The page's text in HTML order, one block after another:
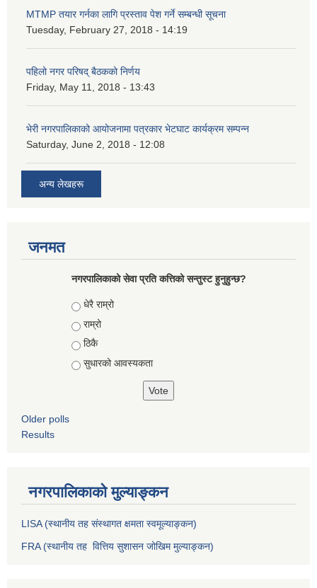
MTMP तयार गर्नका लागि प्रस्ताव पेश गर्ने सम्बन्धी सूचना
Tuesday, February 27, 2018 - 14:19
पहिलो नगर परिषद् बैठकको निर्णय
Friday, May 11, 2018 - 13:43
भेरी नगरपालिकाको आयोजनामा पत्रकार भेटघाट कार्यक्रम सम्पन्न
Saturday, June 2, 2018 - 12:08
अन्य लेखहरू
जनमत
नगरपालिकाको सेवा प्रति कत्तिको सन्तुस्ट हुनुहुन्छ?
Choices
धेरै राम्रो
राम्रो
ठिकै
सुधारको आवस्यकता
Older polls
Results
नगरपालिकाको मुल्याङ्कन
LISA (स्थानीय तह संस्थागत क्षमता स्वमूल्याङ्कन)
FRA (स्थानीय तह वित्तिय सुशासन जोखिम मुल्याङ्कन)